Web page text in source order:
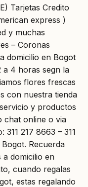
Tarjetas Credito
express )
y muchas
– Coronas
domicilio en Bogot
a 4 horas segn la
flores frescas
con nuestra tienda
y productos
chat online o via
217 8663 – 311
Bogot. Recuerda
a domicilio en
cuando regalas
estas regalando